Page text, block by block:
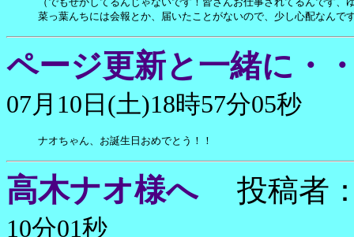
菜っ葉んちには会報とか、届いたことがないので、少し心配なんで
ページ更新と一緒に・
07月10日(土)18時57分05秒
ナオちゃん、お誕生日おめでとう！！
高木ナオ様へ投稿者
10分01秒